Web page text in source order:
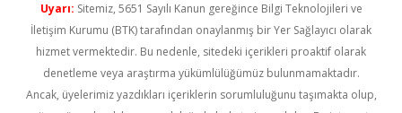
Uyarı: Sitemiz, 5651 Sayılı Kanun gereğince Bilgi Teknolojileri ve
İletişim Kurumu (BTK) tarafından onaylanmış bir Yer Sağlayıcı olarak
hizmet vermektedir. Bu nedenle, sitedeki içerikleri proaktif olarak
denetleme veya araştırma yükümlülüğümüz bulunmamaktadır.
Ancak, üyelerimiz yazdıkları içeriklerin sorumluluğunu taşımakta olup,